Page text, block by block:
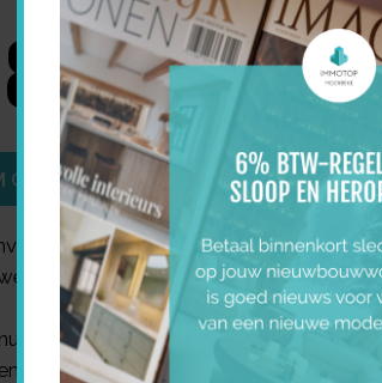
–
CONTACT OP!
2 halfopen en 1 gesloten
gekozen voor een afwerking in
de woonruimte. Achter de woning is
voor wasinstallaties en opslag van